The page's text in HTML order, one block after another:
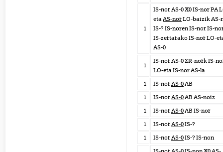
1
IS-nor AS-0 X0 IS-nor PA
etaAS-norLO-baizik AS-
IS-? IS-noren IS-nor IS-
IS-zertarako IS-nor LO-
AS-0
1
IS-nor AS-0 ZR-nork IS-
LO-eta IS-norAS-la
1
IS-norAS-0AB
1
IS-norAS-0AB AS-noiz
1
IS-norAS-0AB IS-nor
1
IS-norAS-0IS-?
1
IS-norAS-0IS-? IS-non